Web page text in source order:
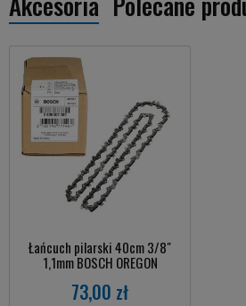
Łańcuch pilarski 40cm 3/8"
1,1mm BOSCH OREGON
73,00 zł